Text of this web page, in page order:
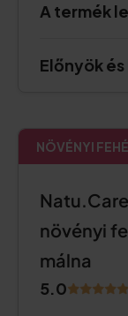
A termék
Előnyök
NÖVÉNYI
növényi
málna
5.0